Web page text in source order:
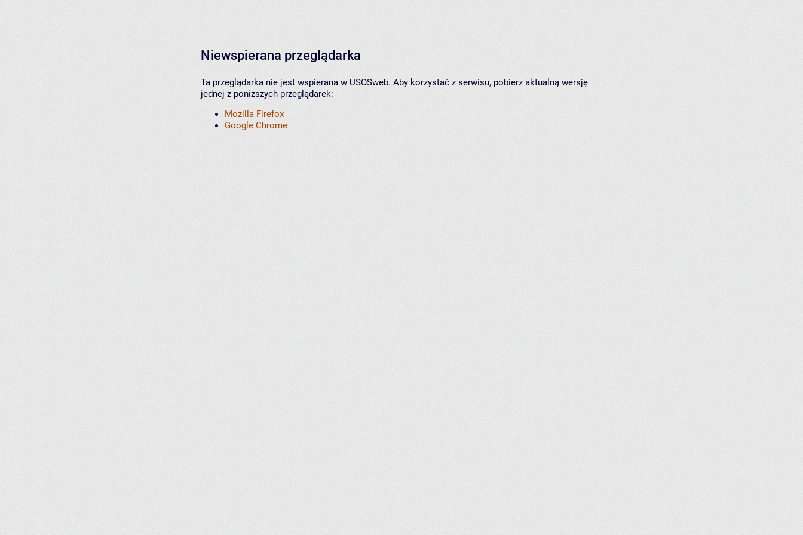
Niewspierana przeglądarka
Ta przeglądarka nie jest wspierana w USOSweb. Aby korzystać z serwisu, pobierz aktualną wersję
jednej z poniższych przeglądarek:
Mozilla Firefox
Google Chrome